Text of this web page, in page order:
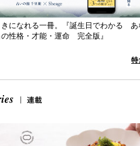
きになれる一冊。『誕生日でわかる あ
性格・才能・運命 完全版』
特